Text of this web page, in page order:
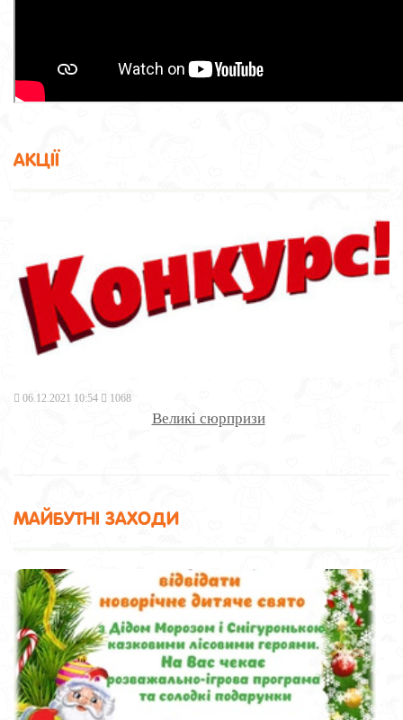
АКЦІЇ
06.12.2021 10:54 1068
Великі сюрпризи
МАЙБУТНІ ЗАХОДИ